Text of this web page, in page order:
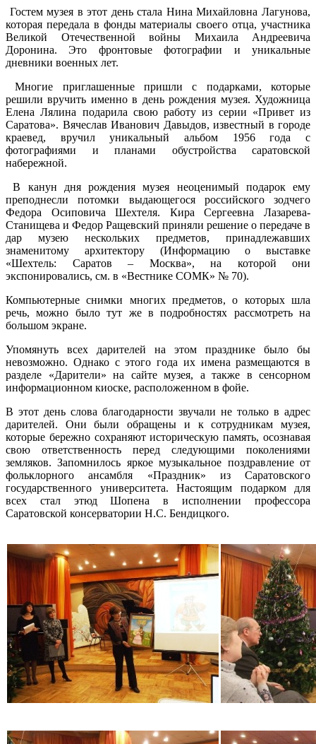
Гостем музея в этот день стала Нина Михайловна Лагунова,
которая передала в фонды материалы своего отца, участника
Великой Отечественной войны Михаила Андреевича
Доронина. Это фронтовые фотографии и уникальные
дневники военных лет.
Многие приглашенные пришли с подарками, которые
решили вручить именно в день рождения музея. Художница
Елена Лялина подарила свою работу из серии «Привет из
Саратова». Вячеслав Иванович Давыдов, известный в городе
краевед, вручил уникальный альбом 1956 года с
фотографиями и планами обустройства саратовской
набережной.
В канун дня рождения музея неоценимый подарок ему
преподнесли потомки выдающегося российского зодчего
Федора Осиповича Шехтеля. Кира Сергеевна Лазарева-
Станищева и Федор Ращевский приняли решение о передаче в
дар музею нескольких предметов, принадлежавших
знаменитому архитектору (Информацию о выставке
«Шехтель: Саратов – Москва», на которой они
экспонировались, см. в «Вестнике СОМК» № 70).
Компьютерные снимки многих предметов, о которых шла
речь, можно было тут же в подробностях рассмотреть на
большом экране.
Упомянуть всех дарителей на этом празднике было бы
невозможно. Однако с этого года их имена размещаются в
разделе «Дарители» на сайте музея, а также в сенсорном
информационном киоске, расположенном в фойе.
В этот день слова благодарности звучали не только в адрес
дарителей. Они были обращены и к сотрудникам музея,
которые бережно сохраняют историческую память, осознавая
свою ответственность перед следующими поколениями
земляков. Запомнилось яркое музыкальное поздравление от
фольклорного ансамбля «Праздник» из Саратовского
государственного университета. Настоящим подарком для
всех стал этюд Шопена в исполнении профессора
Саратовской консерватории Н.С. Бендицкого.